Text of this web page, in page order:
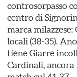
controsorpasso
centro di
marca
locali (38-35).
tiene Giarre
Cardinali,